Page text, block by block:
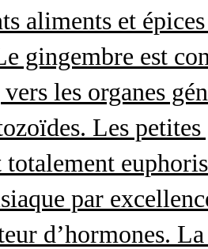
aliments et
gingembre est
vers les organes
Les
totalement
par
d’hormones.